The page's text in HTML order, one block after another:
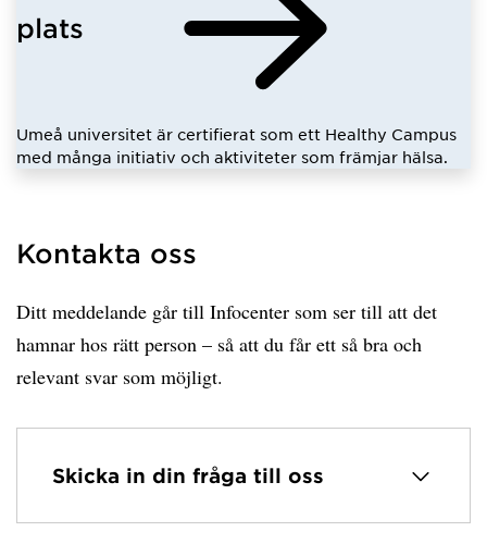
plats
Umeå universitet är certifierat som ett Healthy Campus
med många initiativ och aktiviteter som främjar hälsa.
Kontakta oss
Ditt meddelande går till Infocenter som ser till att det
hamnar hos rätt person – så att du får ett så bra och
relevant svar som möjligt.
Skicka in din fråga till oss